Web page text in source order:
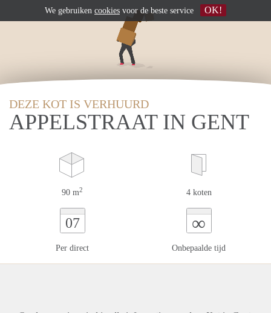
DEZE KOT IS VERHUURD
APPELSTRAAT IN GENT
90 m2 4 koten
07
Per direct
∞
Onbepaalde tijd
We gebruiken cookies voor de beste service OK!